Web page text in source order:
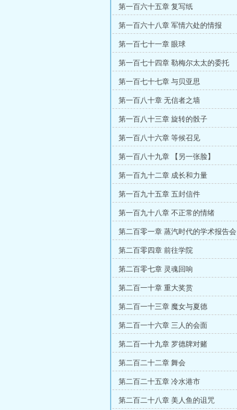
第一百六十五章 复写纸
第一百六十八章 军情六处的情报
第一百七十一章 眼球
第一百七十四章 勒梅尔太太的委托
第一百七十七章 与贝亚思
第一百八十章 无信者之墙
第一百八十三章 旋转的骰子
第一百八十六章 等候召见
第一百八十九章 【另一张脸】
第一百九十二章 成长和力量
第一百九十五章 五封信件
第一百九十八章 不正常的情绪
第二百零一章 蒸汽时代的学术报告会
第二百零四章 前往学院
第二百零七章 灵魂回响
第二百一十章 重大奖赏
第二百一十三章 魔女与夏德
第二百一十六章 三人的会面
第二百一十九章 罗德牌对赌
第二百二十二章 舞会
第二百二十五章 冷水港市
第二百二十八章 美人鱼的诅咒